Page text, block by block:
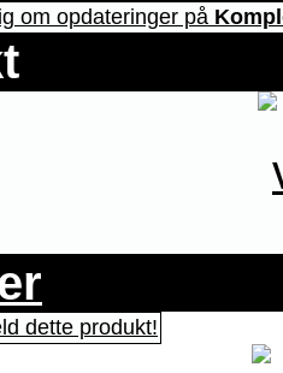
om opdateringer på
dette produkt!